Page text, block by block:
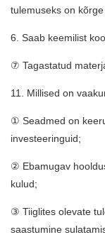
tulemuseks on
6. Saab keemilist
⑦ Tagastatud
11. Millised on
① Seadmed on
investeeringuid;
② Ebamugav
kulud;
③ Tiiglites olevate
saastumine